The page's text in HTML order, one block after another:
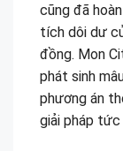
cũng đã
tích dôi dư
đồng. Mon
phát sinh
phương án
giải pháp